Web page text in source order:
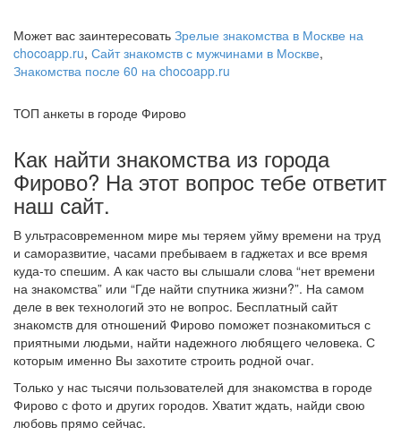
Может вас заинтересовать Зрелые знакомства в Москве на
chocoapp.ru, Сайт знакомств с мужчинами в Москве,
Знакомства после 60 на chocoapp.ru
ТОП анкеты в городе Фирово
Как найти знакомства из города
Фирово? На этот вопрос тебе ответит
наш сайт.
В ультрасовременном мире мы теряем уйму времени на труд
и саморазвитие, часами пребываем в гаджетах и все время
куда-то спешим. А как часто вы слышали слова “нет времени
на знакомства” или “Где найти спутника жизни?”. На самом
деле в век технологий это не вопрос. Бесплатный сайт
знакомств для отношений Фирово поможет познакомиться с
приятными людьми, найти надежного любящего человека. С
которым именно Вы захотите строить родной очаг.
Только у нас тысячи пользователей для знакомства в городе
Фирово с фото и других городов. Хватит ждать, найди свою
любовь прямо сейчас.